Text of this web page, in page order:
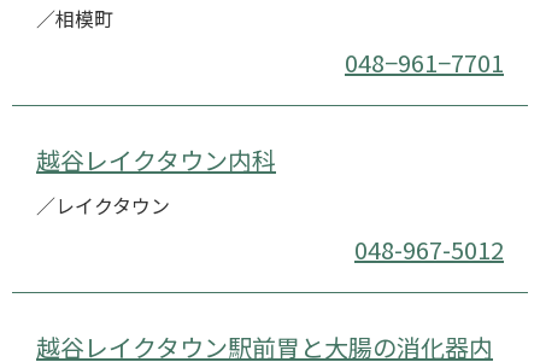
／相模町
048−961−7701
越谷レイクタウン内科
／レイクタウン
048-967-5012
越谷レイクタウン駅前胃と大腸の消化器内